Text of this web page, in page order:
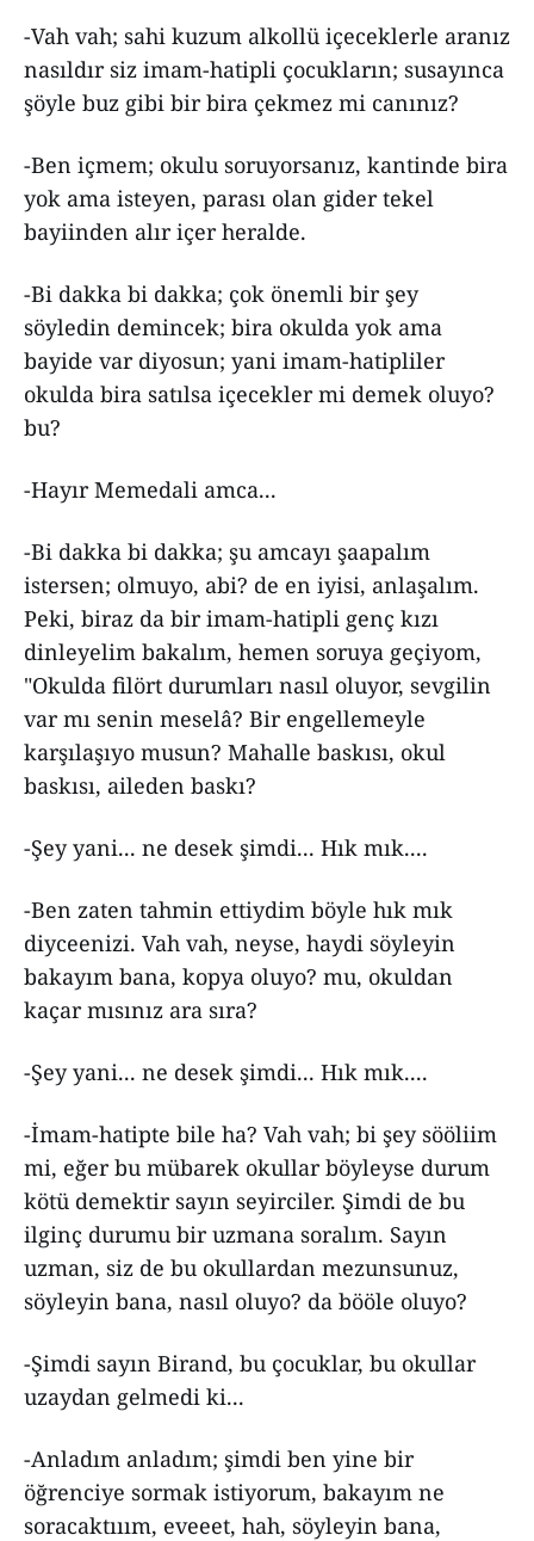
-Vah vah; sahi kuzum alkollü içeceklerle aranız
nasıldır siz imam-hatipli çocukların; susayınca
şöyle buz gibi bir bira çekmez mi canınız?
-Ben içmem; okulu soruyorsanız, kantinde bira
yok ama isteyen, parası olan gider tekel
bayiinden alır içer heralde.
-Bi dakka bi dakka; çok önemli bir şey
söyledin demincek; bira okulda yok ama
bayide var diyosun; yani imam-hatipliler
okulda bira satılsa içecekler mi demek oluyo?
bu?
-Hayır Memedali amca...
-Bi dakka bi dakka; şu amcayı şaapalım
istersen; olmuyo, abi? de en iyisi, anlaşalım.
Peki, biraz da bir imam-hatipli genç kızı
dinleyelim bakalım, hemen soruya geçiyom,
"Okulda filört durumları nasıl oluyor, sevgilin
var mı senin meselâ? Bir engellemeyle
karşılaşıyo musun? Mahalle baskısı, okul
baskısı, aileden baskı?
-Şey yani... ne desek şimdi... Hık mık....
-Ben zaten tahmin ettiydim böyle hık mık
diyceenizi. Vah vah, neyse, haydi söyleyin
bakayım bana, kopya oluyo? mu, okuldan
kaçar mısınız ara sıra?
-Şey yani... ne desek şimdi... Hık mık....
-İmam-hatipte bile ha? Vah vah; bi şey sööliim
mi, eğer bu mübarek okullar böyleyse durum
kötü demektir sayın seyirciler. Şimdi de bu
ilginç durumu bir uzmana soralım. Sayın
uzman, siz de bu okullardan mezunsunuz,
söyleyin bana, nasıl oluyo? da bööle oluyo?
-Şimdi sayın Birand, bu çocuklar, bu okullar
uzaydan gelmedi ki...
-Anladım anladım; şimdi ben yine bir
öğrenciye sormak istiyorum, bakayım ne
soracaktııım, eveeet, hah, söyleyin bana,